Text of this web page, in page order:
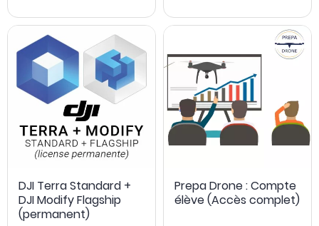
DJI Terra Standard +
DJI Modify Flagship
(permanent)
Prepa Drone : Compte
élève (Accès complet)